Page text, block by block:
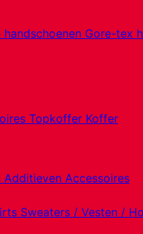
handschoenen Gore-tex
Topkoffer Koffer
Additieven Accessoires
Sweaters / Vesten /